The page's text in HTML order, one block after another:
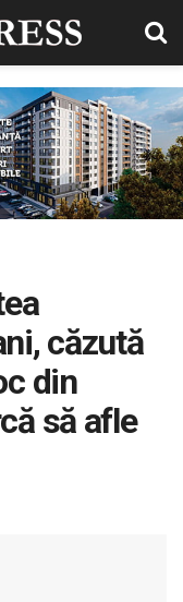
căzută
din
să afle